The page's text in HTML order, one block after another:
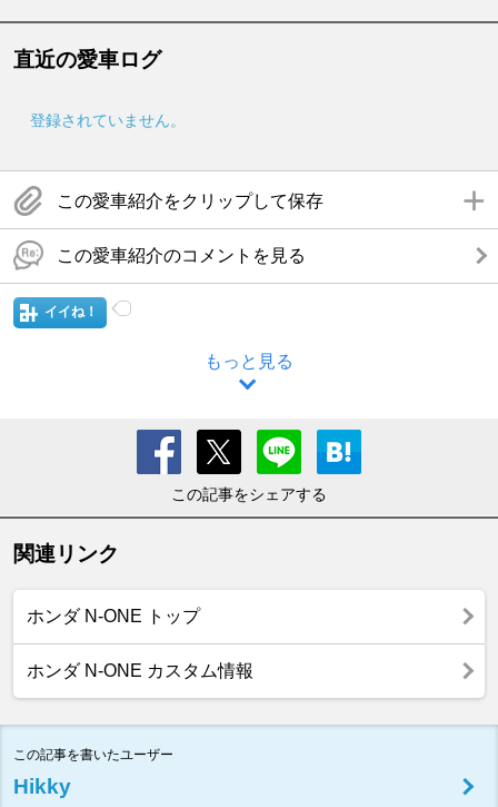
直近の愛車ログ
登録されていません。
この愛車紹介をクリップして保存
この愛車紹介のコメントを見る
イイね！
もっと見る
この記事をシェアする
関連リンク
ホンダ N-ONE トップ
ホンダ N-ONE カスタム情報
この記事を書いたユーザー
Hikky